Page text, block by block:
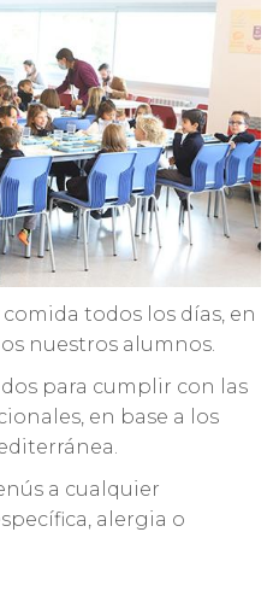
todos los días, en
nuestros alumnos.
para cumplir con las
en base a los
a cualquier
alergia o